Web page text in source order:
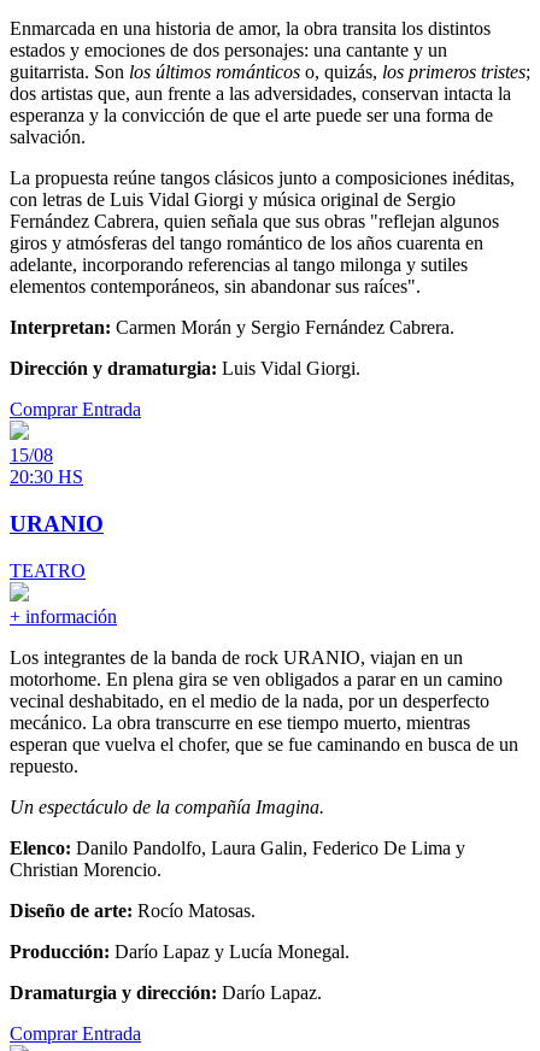
Enmarcada en una historia de amor, la obra transita los distintos
estados y emociones de dos personajes: una cantante y un
guitarrista. Son los últimos románticos o, quizás, los primeros tristes;
dos artistas que, aun frente a las adversidades, conservan intacta la
esperanza y la convicción de que el arte puede ser una forma de
salvación.
La propuesta reúne tangos clásicos junto a composiciones inéditas,
con letras de Luis Vidal Giorgi y música original de Sergio
Fernández Cabrera, quien señala que sus obras "reflejan algunos
giros y atmósferas del tango romántico de los años cuarenta en
adelante, incorporando referencias al tango milonga y sutiles
elementos contemporáneos, sin abandonar sus raíces".
Interpretan: Carmen Morán y Sergio Fernández Cabrera.
Dirección y dramaturgia: Luis Vidal Giorgi.
Comprar Entrada
15/08
20:30 HS
URANIO
TEATRO
+ información
Los integrantes de la banda de rock URANIO, viajan en un
motorhome. En plena gira se ven obligados a parar en un camino
vecinal deshabitado, en el medio de la nada, por un desperfecto
mecánico. La obra transcurre en ese tiempo muerto, mientras
esperan que vuelva el chofer, que se fue caminando en busca de un
repuesto.
Un espectáculo de la compañía Imagina.
Elenco: Danilo Pandolfo, Laura Galin, Federico De Lima y
Christian Morencio.
Diseño de arte: Rocío Matosas.
Producción: Darío Lapaz y Lucía Monegal.
Dramaturgia y dirección: Darío Lapaz.
Comprar Entrada